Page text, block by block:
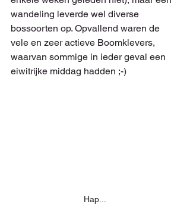
wandeling leverde wel diverse
bossoorten op. Opvallend waren de
vele en zeer actieve Boomklevers,
waarvan sommige in ieder geval een
eiwitrijke middag hadden ;-)
Hap...